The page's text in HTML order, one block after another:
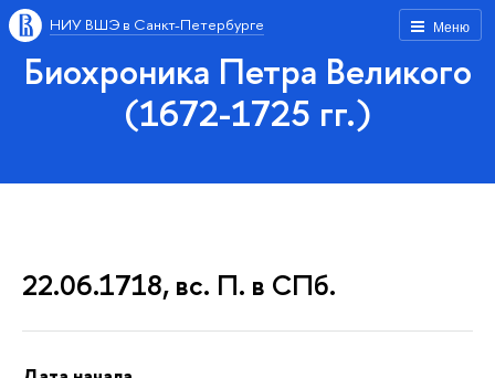
Меню
НИУ ВШЭ в Санкт-Петербурге
Биохроника Петра Великого
(1672-1725 гг.)
22.06.1718, вс. П. в СПб.